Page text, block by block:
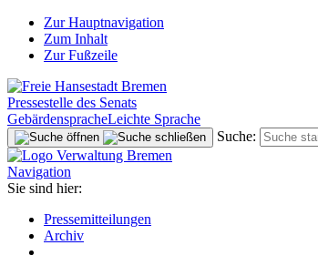
Zur Hauptnavigation
Zum Inhalt
Zur Fußzeile
Pressestelle des Senats
GebärdenspracheLeichte Sprache
Suche:
Navigation
Sie sind hier:
Pressemitteilungen
Archiv